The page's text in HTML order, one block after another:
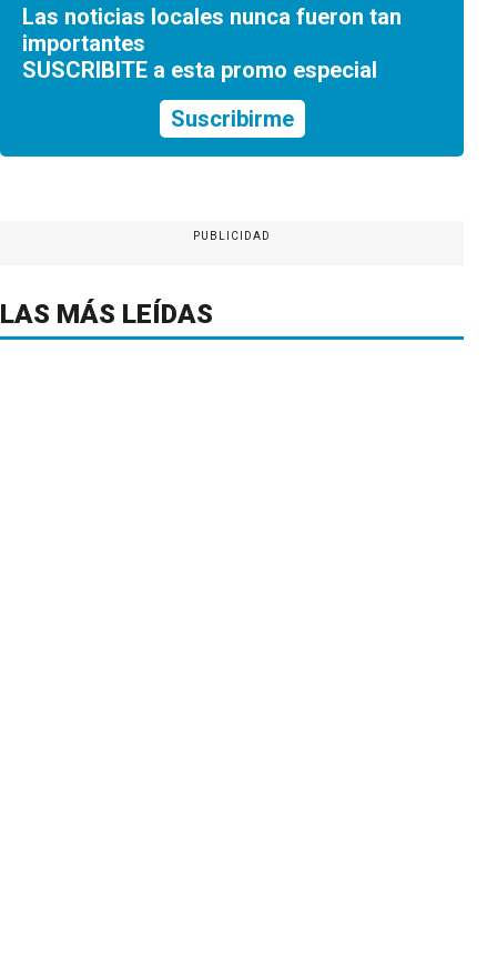
Las noticias locales nunca fueron tan
importantes
SUSCRIBITE a esta promo especial
Suscribirme
PUBLICIDAD
LAS MÁS LEÍDAS